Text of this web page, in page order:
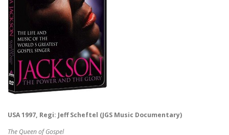
USA 1997, Regi: Jeff Scheftel (JGS Music Documentary)
The Queen of Gospel